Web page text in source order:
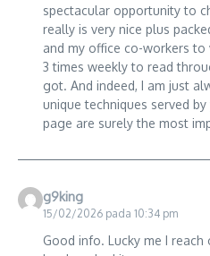
spectacular opportunity to
really is very nice plus
and my office co-workers
3 times weekly to read
got. And indeed, I am just
unique techniques served
page are surely the most
g9king
15/02/2026 pada 10:34 pm
Good info. Lucky me I